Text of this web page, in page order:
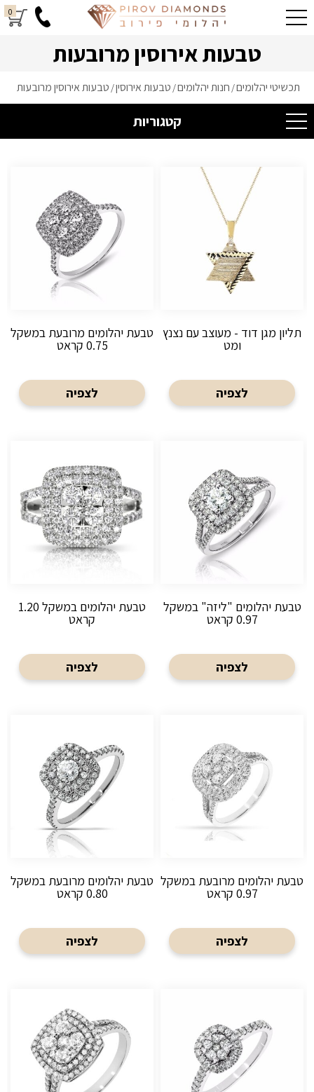
0
טבעות אירוסין מרובעות
תכשיטי יהלומים/ חנות יהלומים/ טבעות אירוסין/ טבעות אירוסין מרובעות
קטגוריות
תליון מגן דוד - מעוצב עם נצנץ
ומט
לצפיה
טבעת יהלומים מרובעת במשקל
0.75 קראט
לצפיה
טבעת יהלומים "ליזה" במשקל
0.97 קראט
לצפיה
טבעת יהלומים במשקל 1.20
קראט
לצפיה
טבעת יהלומים מרובעת במשקל
0.97 קראט
לצפיה
טבעת יהלומים מרובעת במשקל
0.80 קראט
לצפיה